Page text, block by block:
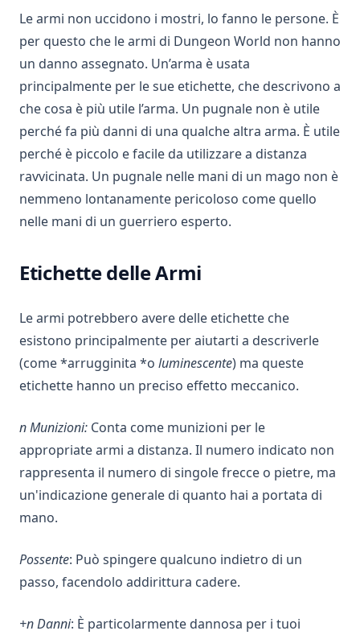
Le armi non uccidono i mostri, lo fanno le persone. È
per questo che le armi di Dungeon World non hanno
un danno assegnato. Un’arma è usata
principalmente per le sue etichette, che descrivono a
che cosa è più utile l’arma. Un pugnale non è utile
perché fa più danni di una qualche altra arma. È utile
perché è piccolo e facile da utilizzare a distanza
ravvicinata. Un pugnale nelle mani di un mago non è
nemmeno lontanamente pericoloso come quello
nelle mani di un guerriero esperto.
Etichette delle Armi
Le armi potrebbero avere delle etichette che
esistono principalmente per aiutarti a descriverle
(come *arrugginita *o luminescente) ma queste
etichette hanno un preciso effetto meccanico.
n Munizioni: Conta come munizioni per le
appropriate armi a distanza. Il numero indicato non
rappresenta il numero di singole frecce o pietre, ma
un'indicazione generale di quanto hai a portata di
mano.
Possente: Può spingere qualcuno indietro di un
passo, facendolo addirittura cadere.
+n Danni: È particolarmente dannosa per i tuoi